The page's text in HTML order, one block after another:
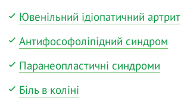
Ювенільний ідіопатичний артрит
Антифософоліпідний синдром
Паранеопластичні синдроми
Біль в коліні